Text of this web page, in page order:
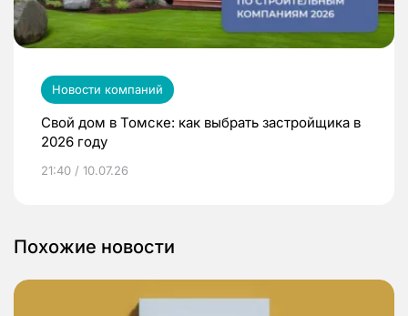
Новости компаний
Свой дом в Томске: как выбрать застройщика в
2026 году
21:40 / 10.07.26
Похожие новости